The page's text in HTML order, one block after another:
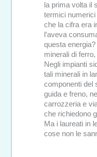
la prima volta il
termici
che la cifra era
l’aveva
questa energia?
minerali di
Negli impianti
tali minerali in
componenti del
guida e freno,
carrozzeria e
che richiedono
Ma i laureati in
cose non le